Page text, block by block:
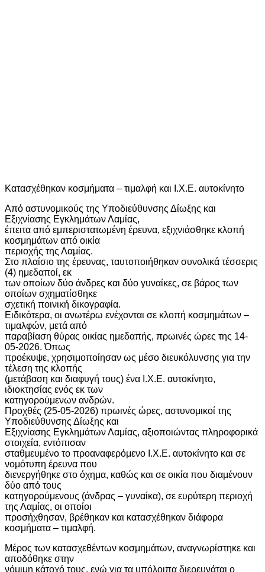
Κατασχέθηκαν κοσμήματα – τιμαλφή και Ι.Χ.Ε. αυτοκίνητο
Από αστυνομικούς της Υποδιεύθυνσης Δίωξης και
Εξιχνίασης Εγκλημάτων Λαμίας,
έπειτα από εμπεριστατωμένη έρευνα, εξιχνιάσθηκε κλοπή
κοσμημάτων από οικία
περιοχής της Λαμίας.
Στο πλαίσιο της έρευνας, ταυτοποιήθηκαν συνολικά τέσσερις
(4) ημεδαποί, εκ
των οποίων δύο άνδρες και δύο γυναίκες, σε βάρος των
οποίων σχηματίσθηκε
σχετική ποινική δικογραφία.
Ειδικότερα, οι ανωτέρω ενέχονται σε κλοπή κοσμημάτων –
τιμαλφών, μετά από
παραβίαση θύρας οικίας ημεδαπής, πρωινές ώρες της 14-
05-2026. Όπως
προέκυψε, χρησιμοποίησαν ως μέσο διευκόλυνσης για την
τέλεση της κλοπής
(μετάβαση και διαφυγή τους) ένα Ι.Χ.Ε. αυτοκίνητο,
ιδιοκτησίας ενός εκ των
κατηγορούμενων ανδρών.
Προχθές (25-05-2026) πρωινές ώρες, αστυνομικοί της
Υποδιεύθυνσης Δίωξης και
Εξιχνίασης Εγκλημάτων Λαμίας, αξιοποιώντας πληροφορικά
στοιχεία, εντόπισαν
σταθμευμένο το προαναφερόμενο Ι.Χ.Ε. αυτοκίνητο και σε
νομότυπη έρευνα που
διενεργήθηκε στο όχημα, καθώς και σε οικία που διαμένουν
δύο από τους
κατηγορούμενους (άνδρας – γυναίκα), σε ευρύτερη περιοχή
της Λαμίας, οι οποίοι
προσήχθησαν, βρέθηκαν και κατασχέθηκαν διάφορα
κοσμήματα – τιμαλφή.
Μέρος των κατασχεθέντων κοσμημάτων, αναγνωρίστηκε και
αποδόθηκε στην
νόμιμη κάτοχό τους, ενώ για τα υπόλοιπα διερευνάται ο